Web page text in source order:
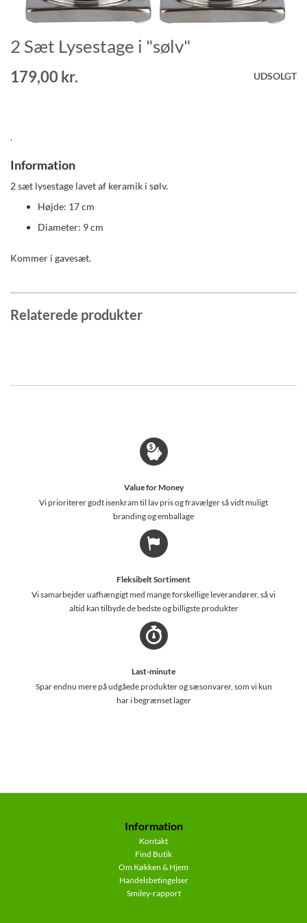
Gå
til
starten
af
2 Sæt Lysestage i "sølv"
179,00 kr. UDSOLGT
.
Information
2 sæt lysestage lavet af keramik i sølv.
Højde: 17 cm
Diameter: 9 cm
Kommer i gavesæt.
Relaterede produkter
Value for Money
Vi prioriterer godt isenkram til lav pris og fravælger så vidt muligt
branding og emballage
Fleksibelt Sortiment
Vi samarbejder uafhængigt med mange forskellige leverandører, så vi
altid kan tilbyde de bedste og billigste produkter
Last-minute
Spar endnu mere på udgåede produkter og sæsonvarer, som vi kun
har i begrænset lager
Information
Kontakt
Find Butik
Om Køkken & Hjem
Handelsbetingelser
Smiley-rapport